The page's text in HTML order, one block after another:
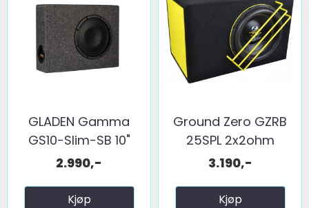
GLADEN Gamma
GS10-Slim-SB 10"
basskasse
2.990,-
Kjøp
Ground Zero GZRB
25SPL 2x2ohm
3.190,-
Kjøp